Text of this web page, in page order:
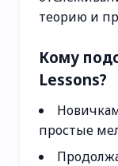
теорию и
Кому
Lessons?
простые